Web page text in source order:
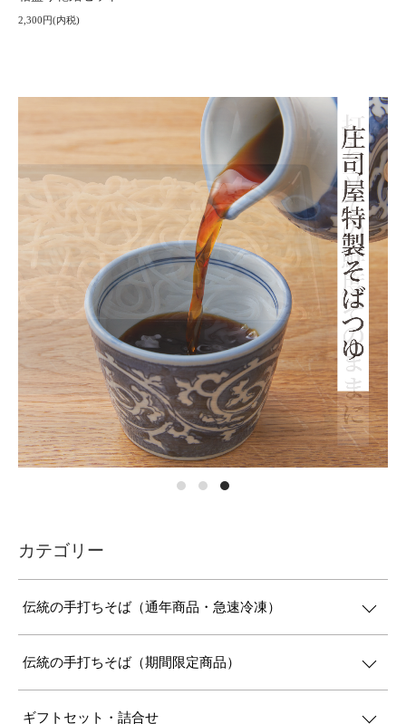
2,300円(内税)
カテゴリー
伝統の手打ちそば（通年商品・急速冷凍）
伝統の手打ちそば（期間限定商品）
ギフトセット・詰合せ